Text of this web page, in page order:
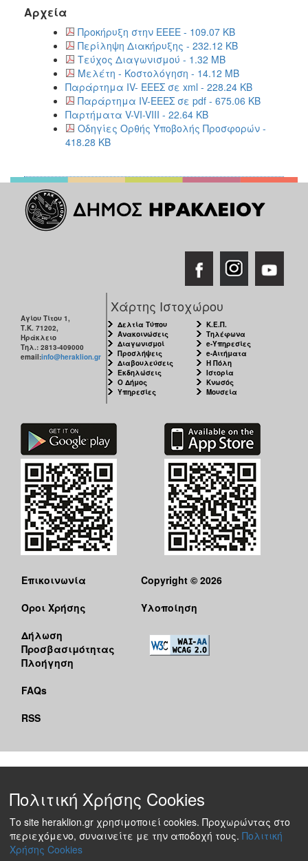
Αρχεία
Προκήρυξη στην ΕΕΕΕ - 109.07 KB
Περίληψη Διακήρυξης - 232.12 KB
Τεύχος Διαγωνισμού - 1.32 MB
Μελέτη - Κοστολόγηση - 14.12 MB
Παράρτημα IV- ΕΕΕΣ σε xml - 228.24 KB
Παράρτημα IV-ΕΕΕΣ σε pdf - 675.06 KB
Παρτήματα V-VI-VIII - 22.64 KB
Οδηγίες Ορθής Υποβολής Προσφορών -
418.28 KB
Αγίου Τίτου 1,
Τ.Κ. 71202,
Ηράκλειο
Τηλ.: 2813-409000
email:info@heraklion.gr
Χάρτης Ιστοχώρου
Δελτία Τύπου
Ανακοινώσεις
Διαγωνισμοί
Προσλήψεις
Διαβουλεύσεις
Εκδηλώσεις
Ο Δήμος
Υπηρεσίες
Κ.Ε.Π.
Τηλέφωνα
e-Υπηρεσίες
e-Αιτήματα
Η Πόλη
Ιστορία
Κνωσός
Μουσεία
Επικοινωνία
Όροι Χρήσης
Δήλωση
Προσβασιμότητας
Πλοήγηση
FAQs
RSS
Copyright © 2026
Υλοποίηση
Πολιτική Χρήσης Cookies
Το site heraklion.gr χρησιμοποιεί cookies. Προχωρώντας στο
περιεχόμενο, συναινείτε με την αποδοχή τους. Πολιτική
Χρήσης Cookies